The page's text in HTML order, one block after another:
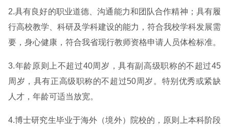
2.具有良好的职业道德、沟通能力和团队合作精神；具有履
行高校教学、科研及学科建设的能力，符合我校学科发展需
要，身心健康，符合我省现行教师资格申请人员体检标准。
3.年龄原则上不超过40周岁，具有副高级职称的不超过45
周岁，具有正高级职称的不超过50周岁。特别优秀或紧缺
人才，年龄可适当放宽。
4.博士研究生毕业于海外（境外）院校的，原则上本科阶段